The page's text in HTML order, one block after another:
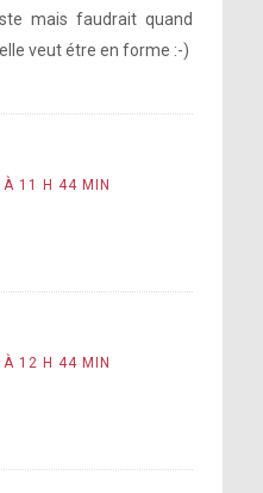
mais faudrait quand
veut étre en forme :-)
11 H 44 MIN
12 H 44 MIN